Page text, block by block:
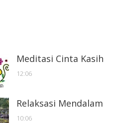
Meditasi Cinta Kasih
12:06
Relaksasi Mendalam
10:06